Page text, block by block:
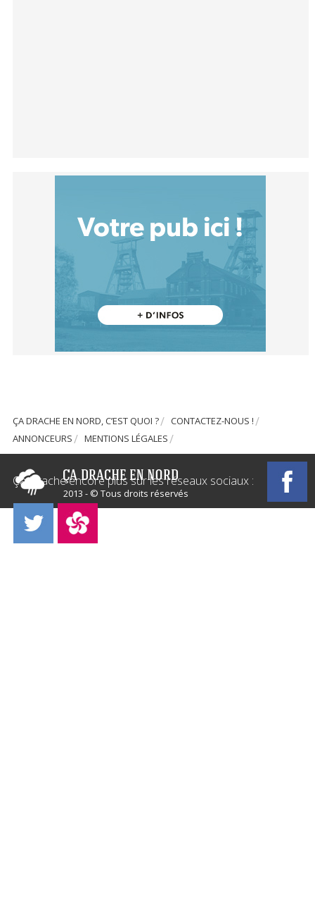
ÇA DRACHE EN NORD, C’EST QUOI ?
CONTACTEZ-NOUS !
ANNONCEURS
MENTIONS LÉGALES
2013 - © Tous droits réservés
Ça Drache encore plus sur les réseaux sociaux :